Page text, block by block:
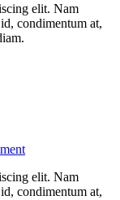
elit. Nam
condimentum at,
elit. Nam
condimentum at,